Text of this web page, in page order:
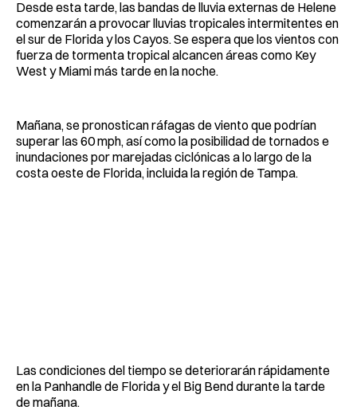
Desde esta tarde, las bandas de lluvia externas de Helene
comenzarán a provocar lluvias tropicales intermitentes en
el sur de Florida y los Cayos. Se espera que los vientos con
fuerza de tormenta tropical alcancen áreas como Key
West y Miami más tarde en la noche.
Mañana, se pronostican ráfagas de viento que podrían
superar las 60 mph, así como la posibilidad de tornados e
inundaciones por marejadas ciclónicas a lo largo de la
costa oeste de Florida, incluida la región de Tampa.
Las condiciones del tiempo se deteriorarán rápidamente
en la Panhandle de Florida y el Big Bend durante la tarde
de mañana.